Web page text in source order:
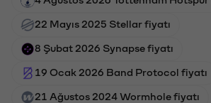
22 Mayıs 2025 Stellar fiyatı
8 Şubat 2026 Synapse fiyatı
19 Ocak 2026 Band Protocol fiyatı
21 Ağustos 2024 Wormhole fiyatı